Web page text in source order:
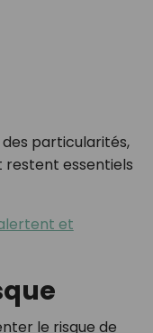
particularités,
essentiels
et
le risque de